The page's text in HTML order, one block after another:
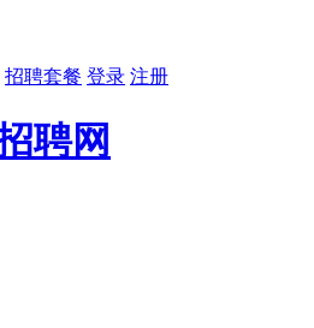
招聘套餐 登录 注册
聘网